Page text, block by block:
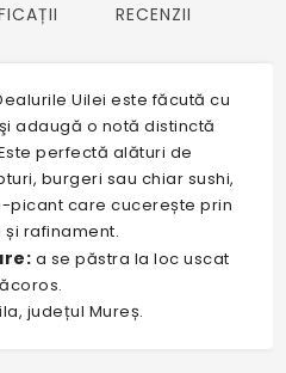
RECENZII
Uilei este făcută cu
adaugă o notă distinctă
perfectă alături de
burgeri sau chiar sushi,
picant care cucerește prin
rafinament.
a se păstra la loc uscat
județul Mureș.